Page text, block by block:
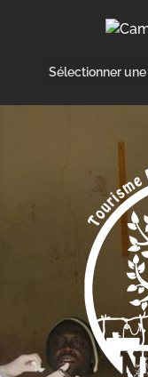
Sélectionner